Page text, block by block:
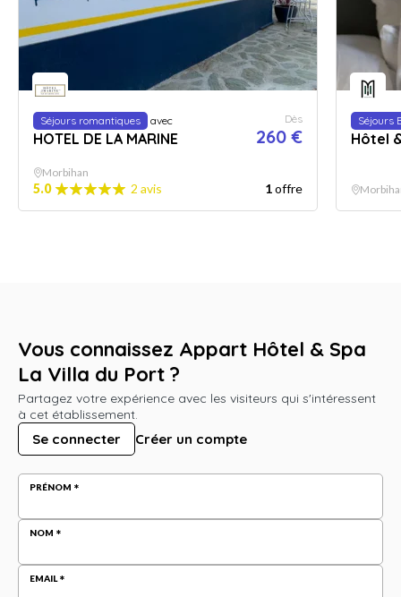
Séjours romantiques avec
HOTEL DE LA MARINE
Dès
260 €
Morbihan
5.0 2 avis 1offre
Séjours
Hôtel
Vous connaissez Appart Hôtel & Spa
La Villa du Port ?
Partagez votre expérience avec les visiteurs qui s'intéressent
à cet établissement.
Se connecter Créer un compte
PRÉNOM
NOM
EMAIL